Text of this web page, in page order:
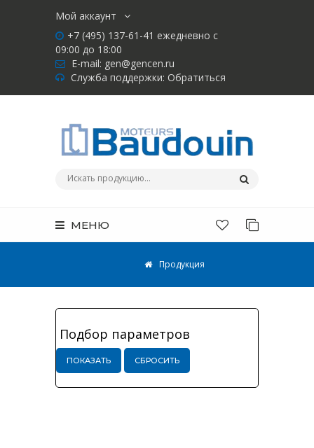
Мой аккаунт
+7 (495) 137-61-41 ежедневно с
09:00 до 18:00
E-mail: gen@gencen.ru
Служба поддержки: Обратиться
МЕНЮ
Продукция
Подбор параметров